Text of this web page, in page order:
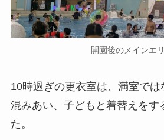
開園後のメインエ
10時過ぎの更衣室は、満室では
混みあい、子どもと着替えをす
た。